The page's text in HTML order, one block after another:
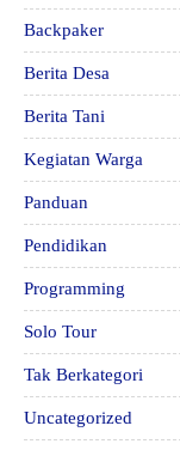
Backpaker
Berita Desa
Berita Tani
Kegiatan Warga
Panduan
Pendidikan
Programming
Solo Tour
Tak Berkategori
Uncategorized